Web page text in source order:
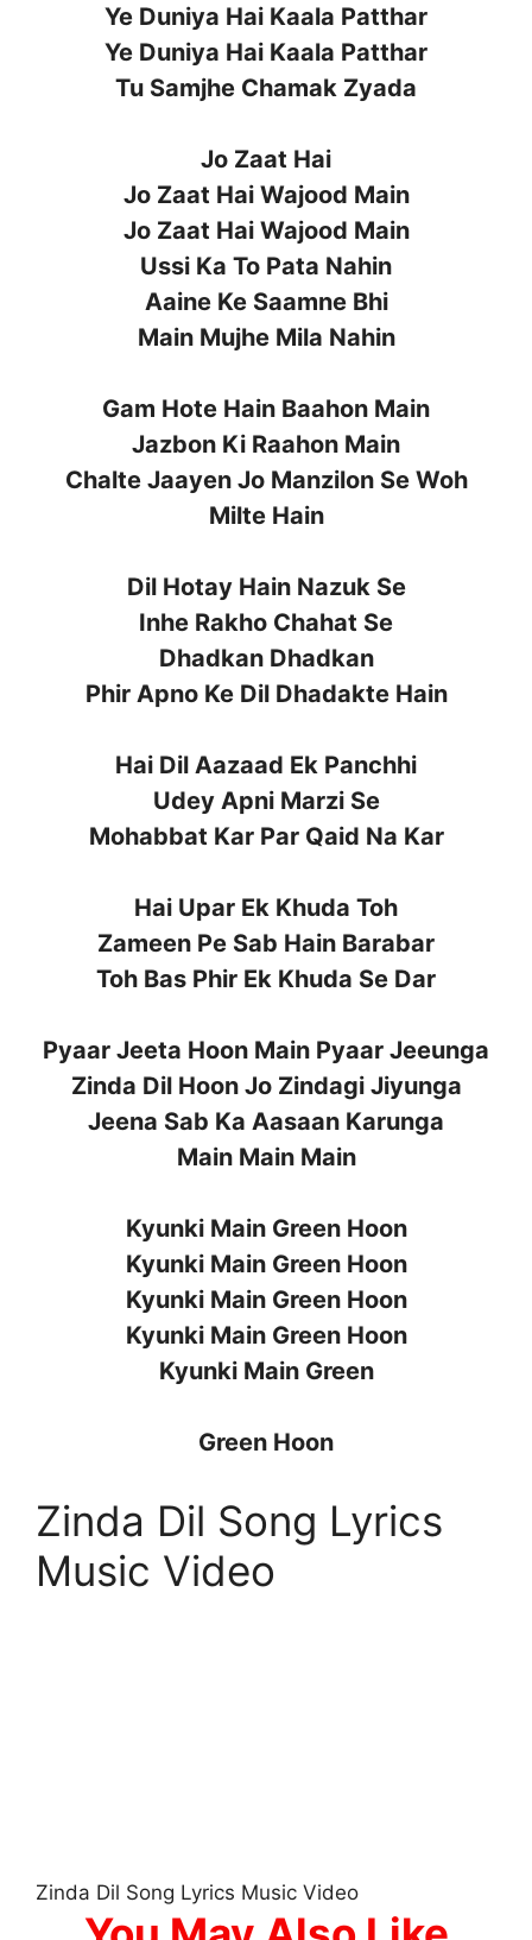
Ye Duniya Hai Kaala Patthar
Ye Duniya Hai Kaala Patthar
Tu Samjhe Chamak Zyada
Jo Zaat Hai
Jo Zaat Hai Wajood Main
Jo Zaat Hai Wajood Main
Ussi Ka To Pata Nahin
Aaine Ke Saamne Bhi
Main Mujhe Mila Nahin
Gam Hote Hain Baahon Main
Jazbon Ki Raahon Main
Chalte Jaayen Jo Manzilon Se Woh
Milte Hain
Dil Hotay Hain Nazuk Se
Inhe Rakho Chahat Se
Dhadkan Dhadkan
Phir Apno Ke Dil Dhadakte Hain
Hai Dil Aazaad Ek Panchhi
Udey Apni Marzi Se
Mohabbat Kar Par Qaid Na Kar
Hai Upar Ek Khuda Toh
Zameen Pe Sab Hain Barabar
Toh Bas Phir Ek Khuda Se Dar
Pyaar Jeeta Hoon Main Pyaar Jeeunga
Zinda Dil Hoon Jo Zindagi Jiyunga
Jeena Sab Ka Aasaan Karunga
Main Main Main
Kyunki Main Green Hoon
Kyunki Main Green Hoon
Kyunki Main Green Hoon
Kyunki Main Green Hoon
Kyunki Main Green
Green Hoon
Zinda Dil Song Lyrics
Music Video
Zinda Dil Song Lyrics Music Video